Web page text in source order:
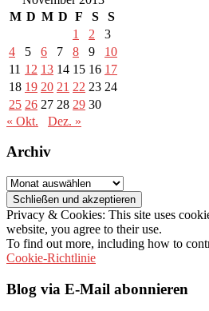
M D M D F S
S
1
2
3
4
5 6 7 8 9
10
11 12 13 14 15 16 17
18 19 20 21 22 23 24
25 26 27 28 29 30
« Okt.
Dez. »
Archiv
Archiv
Privacy & Cookies: This site uses
website, you agree to their use.
To find out more, including how to
Cookie-Richtlinie
Blog via E-Mail abonnieren